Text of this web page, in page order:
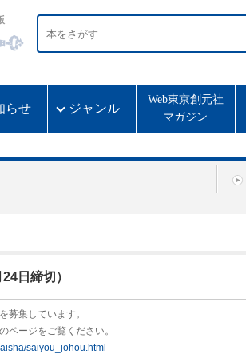
らせ ジャンル
Web東京創元社
マガジン
日締切）
募集しています。
ページをご覧ください。
saiyou_johou.html